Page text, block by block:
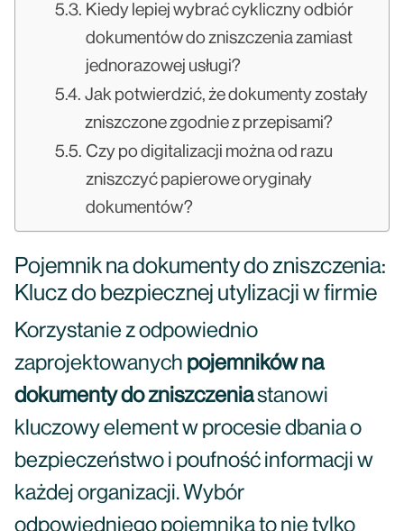
Kiedy lepiej wybrać cykliczny odbiór
dokumentów do zniszczenia zamiast
jednorazowej usługi?
Jak potwierdzić, że dokumenty zostały
zniszczone zgodnie z przepisami?
Czy po digitalizacji można od razu
zniszczyć papierowe oryginały
dokumentów?
Pojemnik na dokumenty do zniszczenia:
Klucz do bezpiecznej utylizacji w firmie
Korzystanie z odpowiednio
zaprojektowanych pojemników na
dokumenty do zniszczeniastanowi
kluczowy element w procesie dbania o
bezpieczeństwo i poufność informacji w
każdej organizacji. Wybór
odpowiedniego pojemnika to nie tylko